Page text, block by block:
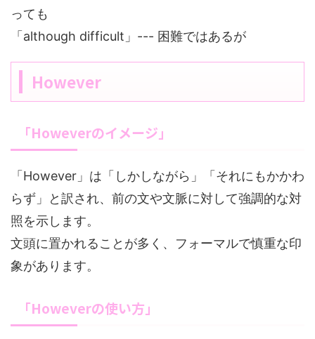
っても
「although difficult」--- 困難ではあるが
However
「Howeverのイメージ」
「However」は「しかしながら」「それにもかかわ
らず」と訳され、前の文や文脈に対して強調的な対
照を示します。
文頭に置かれることが多く、フォーマルで慎重な印
象があります。
「Howeverの使い方」